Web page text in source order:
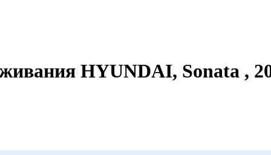
HYUNDAI, Sonata ,